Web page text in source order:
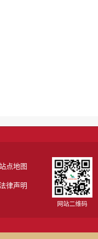
点地图
法律声明
网站二维码